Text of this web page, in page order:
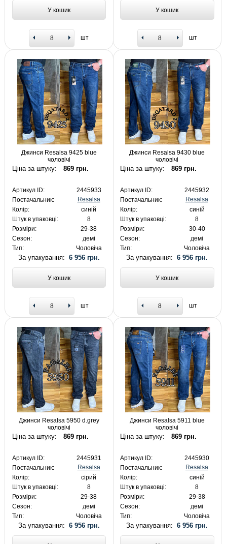
У кошик
шт
У кошик
шт
Джинси Resalsa 9425 blue
чоловічі
Ціна за штуку: 869 грн.
Артикул ID:
2445933
Постачальник:
Resalsa
Колір:
синій
Штук в упаковці:
8
Розміри:
29-38
Сезон:
демі
Тип:
Чоловіча
За упакування: 6 956 грн.
У кошик
шт
Джинси Resalsa 9430 blue
чоловічі
Ціна за штуку: 869 грн.
Артикул ID:
2445932
Постачальник:
Resalsa
Колір:
синій
Штук в упаковці:
8
Розміри:
30-40
Сезон:
демі
Тип:
Чоловіча
За упакування:6 956 грн.
У кошик
шт
Джинси Resalsa 5950 d.grey
чоловічі
Ціна за штуку: 869 грн.
Артикул ID:
2445931
Постачальник:
Resalsa
Колір:
сірий
Штук в упаковці:
8
Розміри:
29-38
Сезон:
демі
Тип:
Чоловіча
За упакування: 6 956 грн.
Джинси Resalsa 5911 blue
чоловічі
Ціна за штуку: 869 грн.
Артикул ID:
2445930
Постачальник:
Resalsa
Колір:
синій
Штук в упаковці:
8
Розміри:
29-38
Сезон:
демі
Тип:
Чоловіча
За упакування:6 956 грн.